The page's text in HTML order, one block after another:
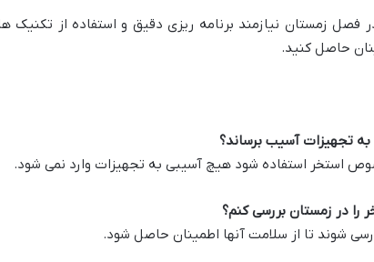
فصل زمستان نیازمند برنامه ریزی دقیق و استفاده از
حاصل کنید.
به تجهیزات آسیب برساند؟
استخر استفاده شود هیچ آسیبی به تجهیزات وارد نمی شود.
را در زمستان بررسی کنم؟
شوند تا از سلامت آنها اطمینان حاصل شود.